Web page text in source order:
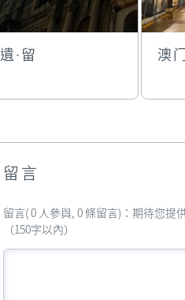
遺·留 澳
留言
留言( 0 人參與, 0 條留言)：期待您
（150字以內）